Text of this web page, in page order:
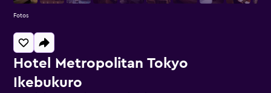
Hotel Metropolitan Tokyo
Ikebukuro
Fotos